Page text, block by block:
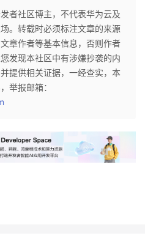
者社区博主，不代表华为云及
。转载时必须标注文章的来源
章作者等基本信息，否则作者
发现本社区中有涉嫌抄袭的内
提供相关证据，一经查实，本
举报邮箱：